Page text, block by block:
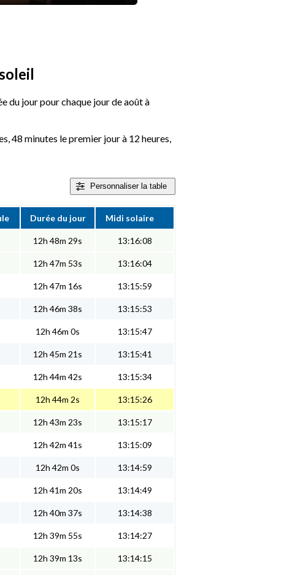
du jour pour chaque jour de août à
48 minutes le premier jour à 12 heures,
Personnaliserla table
Durée du jour Midi solaire
12h 48m 29s 13:16:08
12h 47m 53s 13:16:04
12h 47m 16s 13:15:59
12h 46m 38s 13:15:53
12h 46m 0s 13:15:47
12h 45m 21s 13:15:41
12h 44m 42s 13:15:34
12h 44m 2s 13:15:26
12h 43m 23s 13:15:17
12h 42m 41s 13:15:09
12h 42m 0s 13:14:59
12h 41m 20s 13:14:49
12h 40m 37s 13:14:38
12h 39m 55s 13:14:27
12h 39m 13s 13:14:15